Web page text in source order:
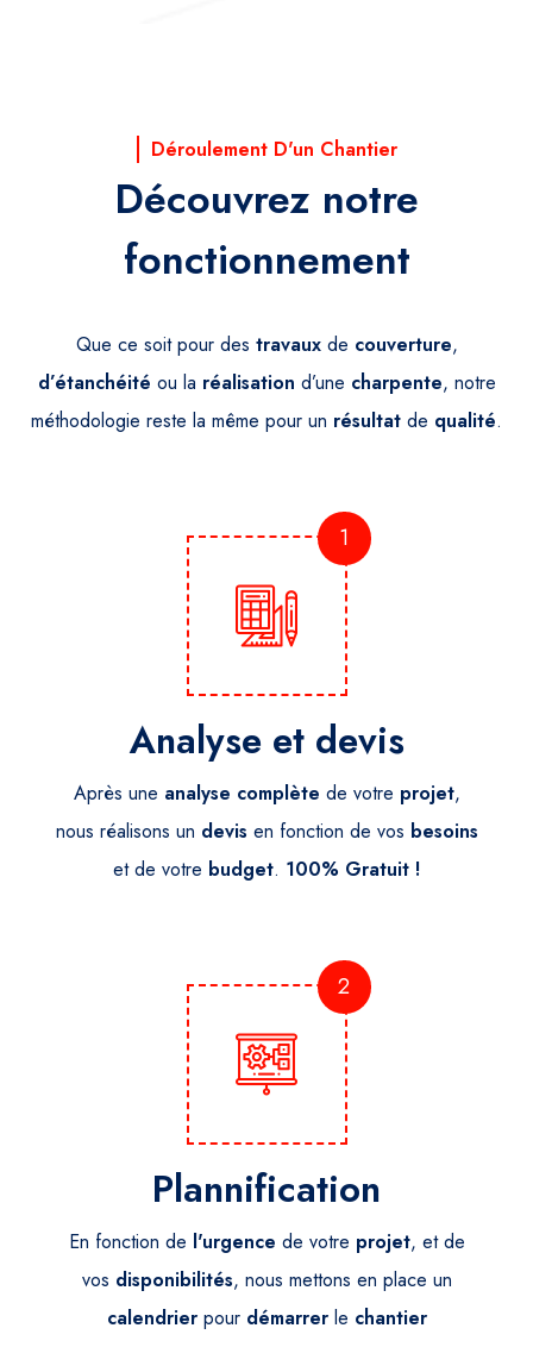
Déroulement D'un Chantier
Découvrez notre
fonctionnement
Que ce soit pour des travauxde couverture,
d’étanchéité ou la réalisation d’une charpente, notre
méthodologie reste la même pour un résultat de qualité.
1
Analyse et devis
Après une analyse complète de votre projet,
nous réalisons un devis en fonction de vos besoins
et de votre budget. 100% Gratuit !
2
Plannification
En fonction de l'urgence de votre projet, et de
vos disponibilités, nous mettons en place un
calendrierpour démarrerle chantier